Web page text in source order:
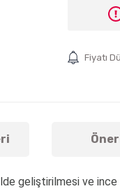
Fiyatı
geliştirilmesi ve ince